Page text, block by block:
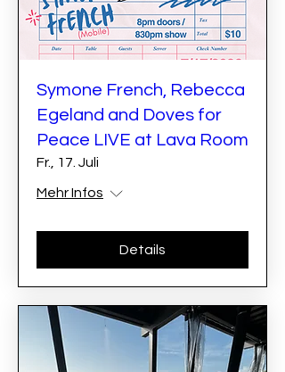
Symone French, Rebecca
Egeland and Doves for
Peace LIVE at Lava Room
Fr., 17. Juli
Mehr Infos
Details